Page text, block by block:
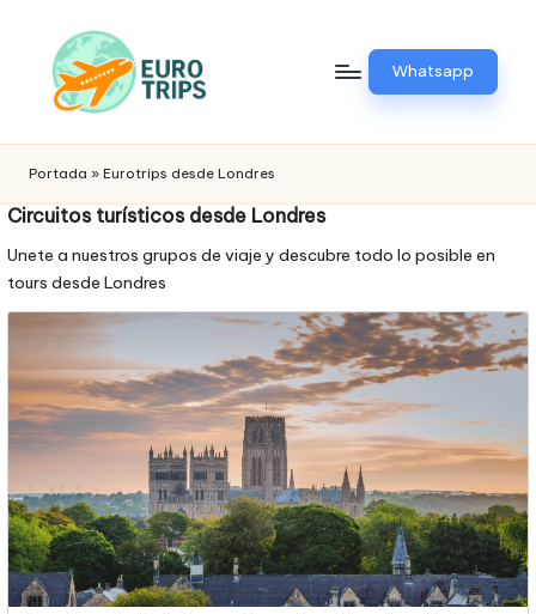
contenido
E
u
r
o
t
ri
p
.
p
e
Europa
Whatsapp
Portada » Eurotrips desde Londres
Circuitos turísticos desde Londres
Unete a nuestros grupos de viaje y descubre todo lo posible en
tours desde Londres